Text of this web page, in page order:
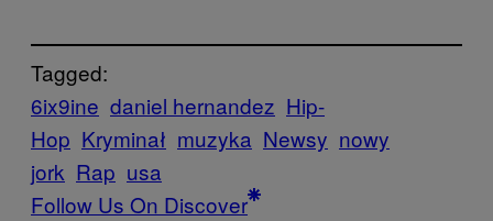
Tagged:
6ix9ine daniel hernandez Hip-
Hop Kryminał muzyka Newsy nowy
jork Rap usa
Follow Us On Discover